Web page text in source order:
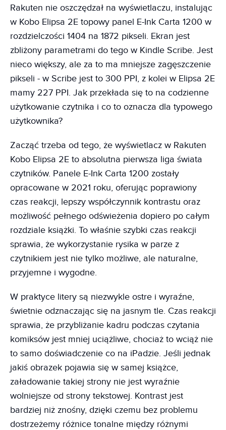
Rakuten nie oszczędzał na wyświetlaczu, instalując
w Kobo Elipsa 2E topowy panel E-Ink Carta 1200 w
rozdzielczości 1404 na 1872 pikseli. Ekran jest
zbliżony parametrami do tego w Kindle Scribe. Jest
nieco większy, ale za to ma mniejsze zagęszczenie
pikseli - w Scribe jest to 300 PPI, z kolei w Elipsa 2E
mamy 227 PPI. Jak przekłada się to na codzienne
użytkowanie czytnika i co to oznacza dla typowego
użytkownika?
Zacząć trzeba od tego, że wyświetlacz w Rakuten
Kobo Elipsa 2E to absolutna pierwsza liga świata
czytników. Panele E-Ink Carta 1200 zostały
opracowane w 2021 roku, oferując poprawiony
czas reakcji, lepszy współczynnik kontrastu oraz
możliwość pełnego odświeżenia dopiero po całym
rozdziale książki. To właśnie szybki czas reakcji
sprawia, że wykorzystanie rysika w parze z
czytnikiem jest nie tylko możliwe, ale naturalne,
przyjemne i wygodne.
W praktyce litery są niezwykle ostre i wyraźne,
świetnie odznaczając się na jasnym tle. Czas reakcji
sprawia, że przybliżanie kadru podczas czytania
komiksów jest mniej uciążliwe, chociaż to wciąż nie
to samo doświadczenie co na iPadzie. Jeśli jednak
jakiś obrazek pojawia się w samej książce,
załadowanie takiej strony nie jest wyraźnie
wolniejsze od strony tekstowej. Kontrast jest
bardziej niż znośny, dzięki czemu bez problemu
dostrzeżemy różnice tonalne między różnymi